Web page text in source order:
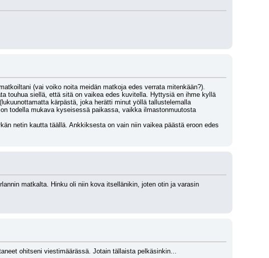
(vai voiko noita meidän matkoja edes verrata mitenkään?).
touhua siellä, että sitä on vaikea edes kuvitella. Hyttysiä en ihme kyllä
kärpästä, joka herätti minut yöllä tallustelemalla
todella mukava kyseisessä paikassa, vaikka ilmastonmuutosta
netin kautta täällä. Ankkiksesta on vain niin vaikea päästä eroon edes
matkalta. Hinku oli niin kova itsellänikin, joten otin ja varasin
ohitseni viestimäärässä. Jotain tällaista pelkäsinkin...